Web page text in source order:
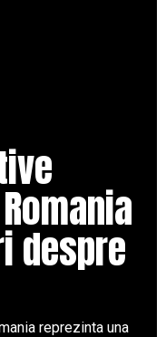
despre
reprezinta una